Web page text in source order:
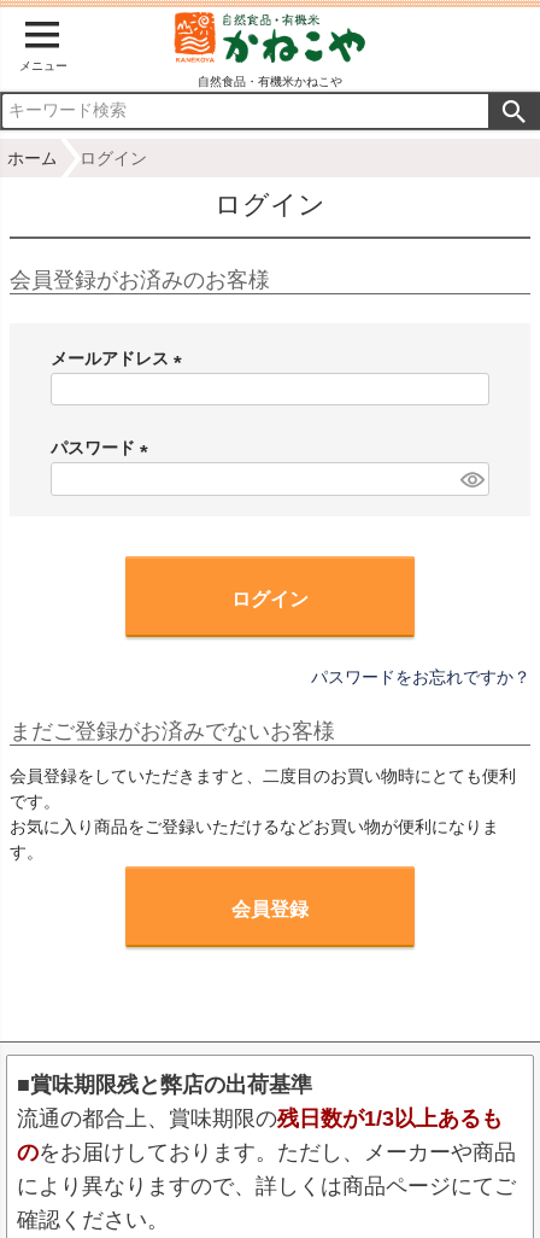
メニュー
自然食品・有機米かねこや
ホーム ログイン
ログイン
会員登録がお済みのお客様
メールアドレス
パスワード
ログイン
パスワードをお忘れですか？
まだご登録がお済みでないお客様
会員登録をしていただきますと、二度目のお買い物時にとても便利
です。
お気に入り商品をご登録いただけるなどお買い物が便利になりま
す。
会員登録
■賞味期限残と弊店の出荷基準
流通の都合上、賞味期限の残日数が1/3以上あるも
のをお届けしております。ただし、メーカーや商品
により異なりますので、詳しくは商品ページにてご
確認ください。